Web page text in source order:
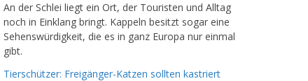
An der Schlei liegt ein Ort, der Touristen und Alltag
noch in Einklang bringt. Kappeln besitzt sogar eine
Sehenswürdigkeit, die es in ganz Europa nur einmal
gibt.
Tierschützer: Freigänger-Katzen sollten kastriert